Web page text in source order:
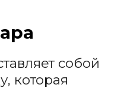
собой
которая